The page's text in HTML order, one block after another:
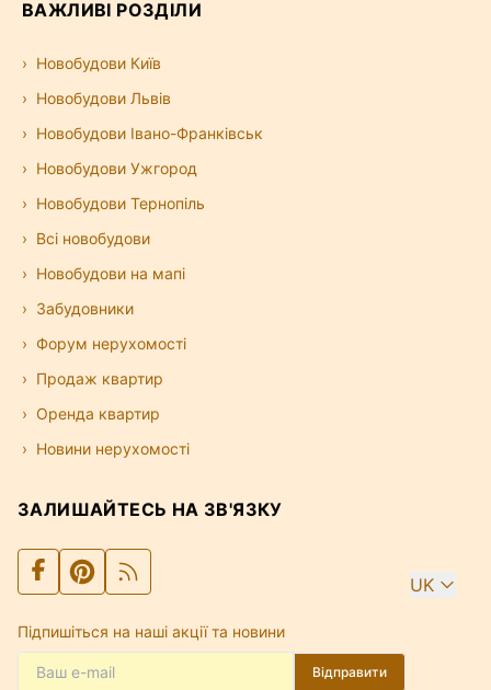
ВАЖЛИВІ РОЗДІЛИ
Новобудови Київ
Новобудови Львів
Новобудови Івано-Франківськ
Новобудови Ужгород
Новобудови Тернопіль
Всі новобудови
Новобудови на мапі
Забудовники
Форум нерухомості
Продаж квартир
Оренда квартир
Новини нерухомості
ЗАЛИШАЙТЕСЬ НА ЗВ'ЯЗКУ
UK
Підпишіться на наші акції та новини
Відправити